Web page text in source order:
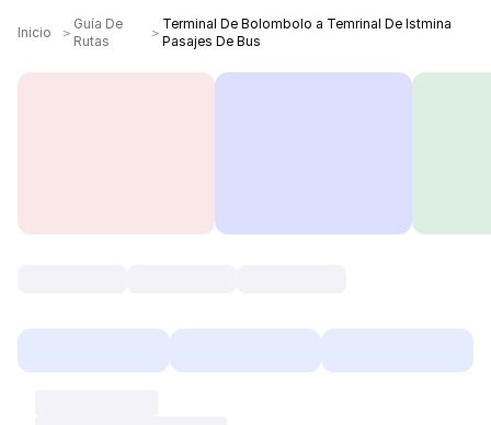
Inicio ＞
Guía De
Rutas
＞
Terminal De Bolombolo a Temrinal De Istmina
Pasajes De Bus